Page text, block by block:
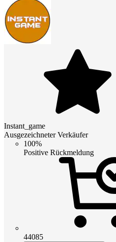
Instant_game
Ausgezeichneter Verkäufer
100%
Positive Rückmeldung
44085